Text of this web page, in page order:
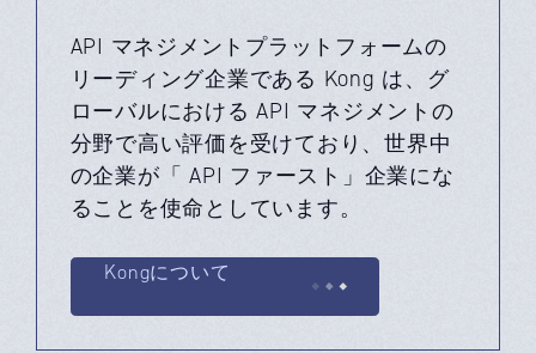
API マネジメントプラットフォームの
リーディング企業である Kong は、グ
ローバルにおける API マネジメントの
分野で高い評価を受けており、世界中
の企業が「 API ファースト」企業にな
ることを使命としています。
Kongについて